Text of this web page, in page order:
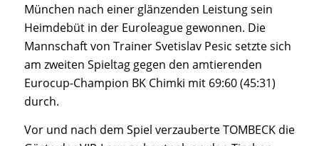
München nach einer glänzenden Leistung sein
Heimdebüt in der Euroleague gewonnen. Die
Mannschaft von Trainer Svetislav Pesic setzte sich
am zweiten Spieltag gegen den amtierenden
Eurocup-Champion BK Chimki mit 69:60 (45:31)
durch.
Vor und nach dem Spiel verzauberte TOMBECK die